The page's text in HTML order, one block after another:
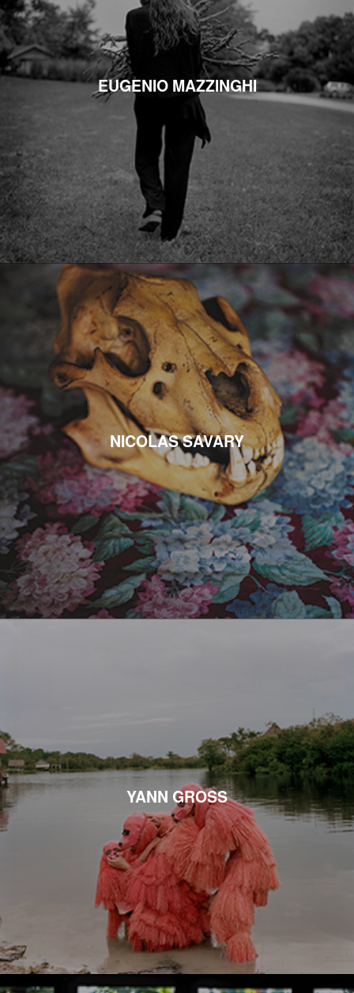
EUGENIO MAZZINGHI
NICOLAS SAVARY
YANN GROSS